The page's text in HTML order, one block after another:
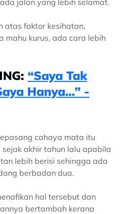
jalan yang lebih selamat.
atas faktor kesihatan,
mahu kurus, ada cara lebih
“Saya Tak
Hanya…” -
cahaya mata itu
akhir tahun lalu apabila
lebih berisi sehingga ada
berbadan dua.
hal tersebut dan
bertambah kerana